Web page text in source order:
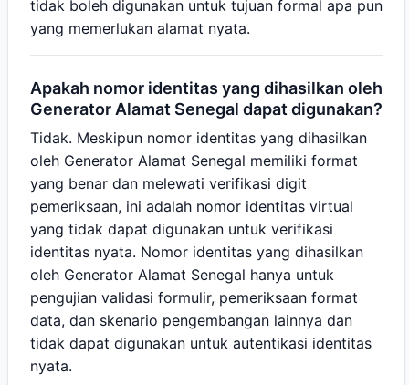
tidak boleh digunakan untuk tujuan formal apa pun
yang memerlukan alamat nyata.
Apakah nomor identitas yang dihasilkan oleh
Generator Alamat Senegal dapat digunakan?
Tidak. Meskipun nomor identitas yang dihasilkan
oleh Generator Alamat Senegal memiliki format
yang benar dan melewati verifikasi digit
pemeriksaan, ini adalah nomor identitas virtual
yang tidak dapat digunakan untuk verifikasi
identitas nyata. Nomor identitas yang dihasilkan
oleh Generator Alamat Senegal hanya untuk
pengujian validasi formulir, pemeriksaan format
data, dan skenario pengembangan lainnya dan
tidak dapat digunakan untuk autentikasi identitas
nyata.